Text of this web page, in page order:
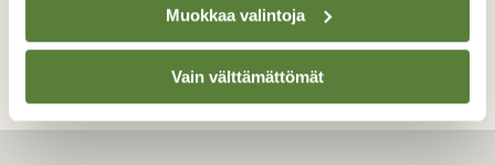
Muokkaa valintoja
Vain välttämättömät